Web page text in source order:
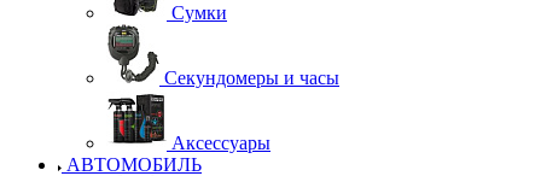
Сумки
Секундомеры и часы
Аксессуары
АВТОМОБИЛЬ